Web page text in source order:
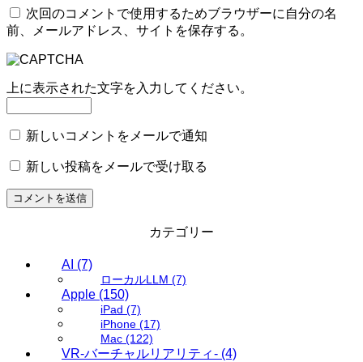
次回のコメントで使用するためブラウザーに自分の名
前、メールアドレス、サイトを保存する。
上に表示された文字を入力してください。
新しいコメントをメールで通知
新しい投稿をメールで受け取る
カテゴリー
AI (7)
ローカルLLM (7)
Apple (150)
iPad (7)
iPhone (17)
Mac (122)
VR-バーチャルリアリティ- (4)